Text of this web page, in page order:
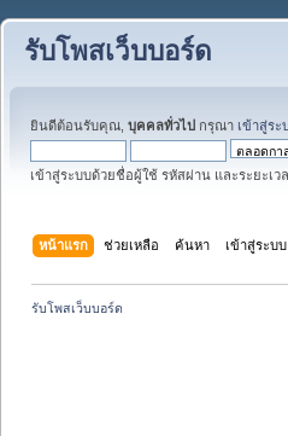
รับโพสเว็บบอร์ด
ยินดีต้อนรับคุณ, บุคคลทั่วไป กรุณา เข้าสู่ระ
เข้าสู่ระบบด้วยชื่อผู้ใช้ รหัสผ่าน และระยะเว
หน้าแรก ช่วยเหลือ ค้นหา เข้าสู่ระบบ
รับโพสเว็บบอร์ด